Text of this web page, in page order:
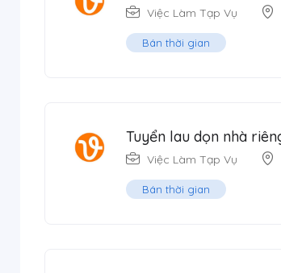
Việc Làm Tạp Vụ
Bán thời gian
Tuyển lau dọn nhà
Việc Làm Tạp Vụ
Bán thời gian